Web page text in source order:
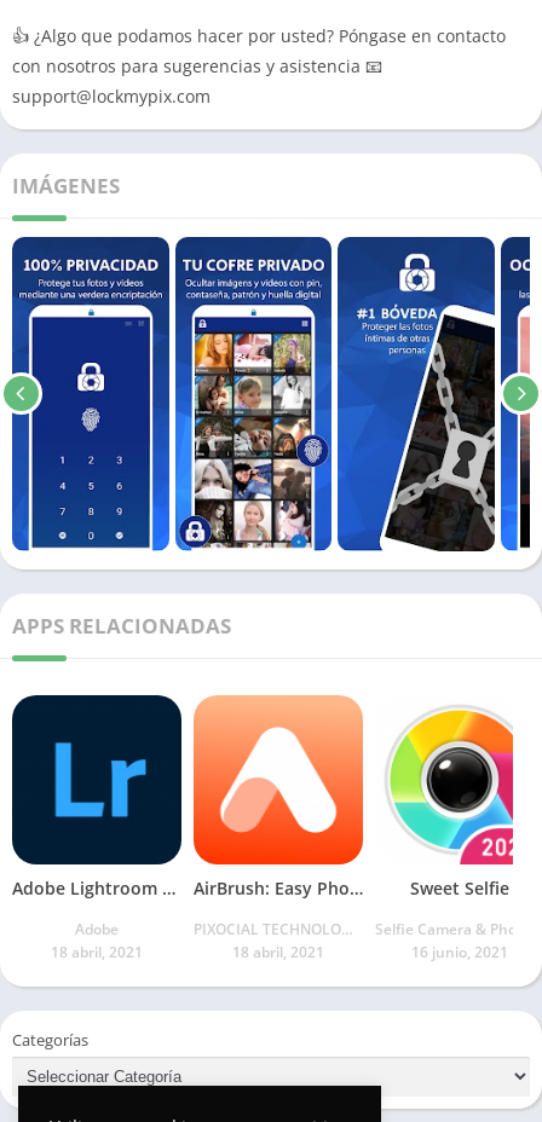
👍 ¿Algo que podamos hacer por usted? Póngase en contacto
con nosotros para sugerencias y asistencia 📧
support@lockmypix.com
IMÁGENES
APPS RELACIONADAS
Adobe Lightroom – Photo Editor & Pro Camera
Adobe
18 abril, 2021
AirBrush: Easy Photo Editor
PIXOCIAL TECHNOLOGY (SINGAPORE) PTE. LTD.
18 abril, 2021
Sweet Selfie
16 junio, 2021
Categorías